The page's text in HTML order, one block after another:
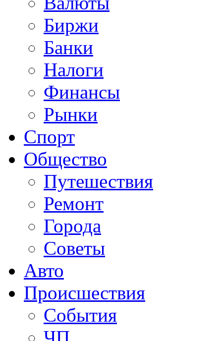
Биржи
Банки
Налоги
Финансы
Рынки
Спорт
Общество
Путешествия
Ремонт
Города
Советы
Авто
Происшествия
События